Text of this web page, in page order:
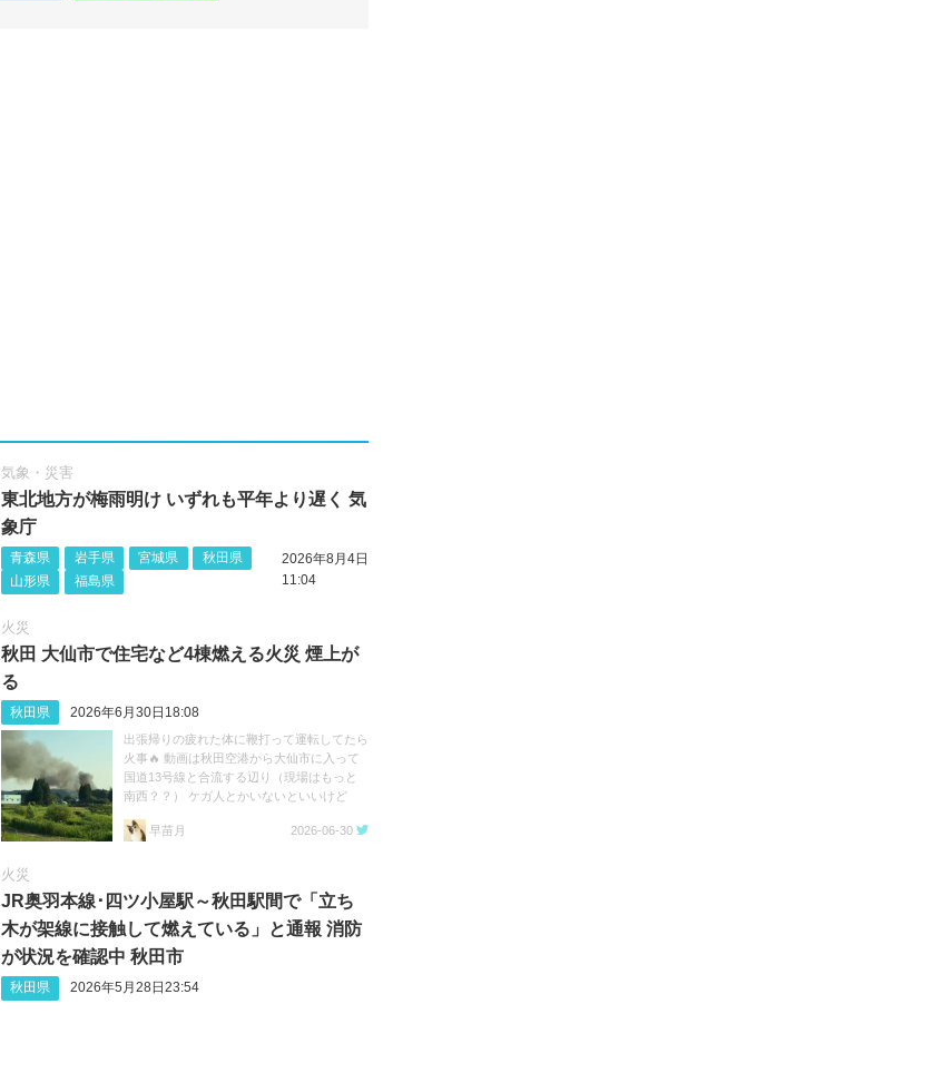
気象・災害
東北地方が梅雨明け いずれも平年より遅く 気
象庁
青森県 岩手県 宮城県
秋田県
山形県
福島県
2026年8月4日
11:04
火災
秋田 大仙市で住宅など4棟燃える火災 煙上が
る
秋田県 2026年6月30日18:08
出張帰りの疲れた体に鞭打って運転してたら
火事🔥 動画は秋田空港から大仙市に入って
国道13号線と合流する辺り（現場はもっと
南西？？） ケガ人とかいないといいけど
早苗月
2026-06-30
火災
JR奥羽本線･四ツ小屋駅～秋田駅間で「立ち
木が架線に接触して燃えている」と通報 消防
が状況を確認中 秋田市
秋田県 2026年5月28日23:54